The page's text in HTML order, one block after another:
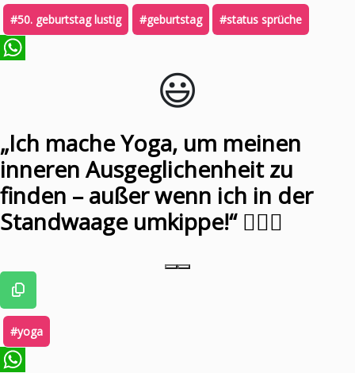
#50. geburtstag lustig #geburtstag #status sprüche
😃️
„Ich mache Yoga, um meinen
inneren Ausgeglichenheit zu
finden – außer wenn ich in der
Standwaage umkippe!“ 🧘‍♀️⚖️
#yoga